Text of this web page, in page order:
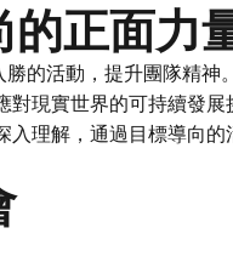
的正面力
的活動，提升團隊精神
現實世界的可持續發展
入理解，通過目標導向